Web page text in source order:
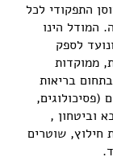
התפקודי לכל
המודל הינו
לספק
ממוקדות
בריאות
(פסיכולוגים,
וביטחון ,
חילוץ, שוטרים